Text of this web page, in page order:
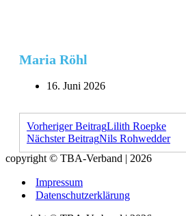
Maria Röhl
16. Juni 2026
Vorheriger BeitragLilith Roepke
Nächster BeitragNils Rohwedder
copyright © TBA-Verband | 2026
Impressum
Datenschutzerklärung